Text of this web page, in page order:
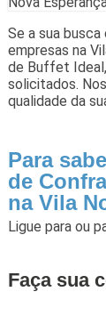
Se a sua
empresas na
de Buffet
solicitados.
qualidade da
Para
de
na Vila
Ligue para ou
Faça sua